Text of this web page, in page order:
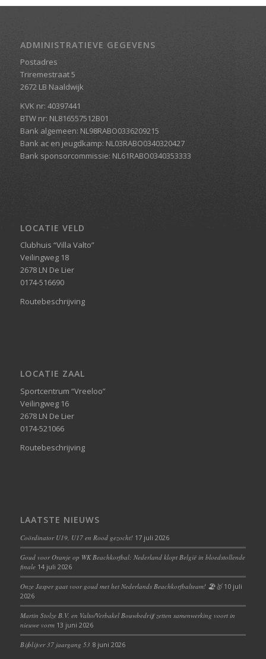
ADMINISTRATIEVE GEGEVENS
Postadres
Triremestraat 5
2672 LB Naaldwijk
KVK nr: 40397441
BTW nr: NL816557512B01
Bank algemeen: NL98RABO0336209215
Bank ac en jeugdkamp: NL03RABO0340320427
Bank sponsorcommissie: NL61RABO0340353333
LOCATIE VELD
Clubhuis “Villa Valto”
Veilingweg 18
2678 LN De Lier
0174-516690
Routebeschrijving
LOCATIE ZAAL
Sportcentrum “Vreeloo”
Veilingweg 16
2678 LN De Lier
0174-521066
Routebeschrijving
LAATSTE NIEUWS
Coördinator U19, U17 en Rood gezocht! 17 juli 2026
Goud voor Oranje op WK Beachkorfbal: Nederland klopt België in bloedstollende
finale 14 juli 2026
Onze Jasper gaat voor goud met het Nederlands Beachkorfbalteam! 🏖️🥇 10 juli
2026
Martin Stolze B.V. en Valto/Verbakel Bouwbedrijf zetten samenwerking voort in
nieuwe vorm 13 juni 2026
Bijblijver 37 jaargang 53 8 juni 2026